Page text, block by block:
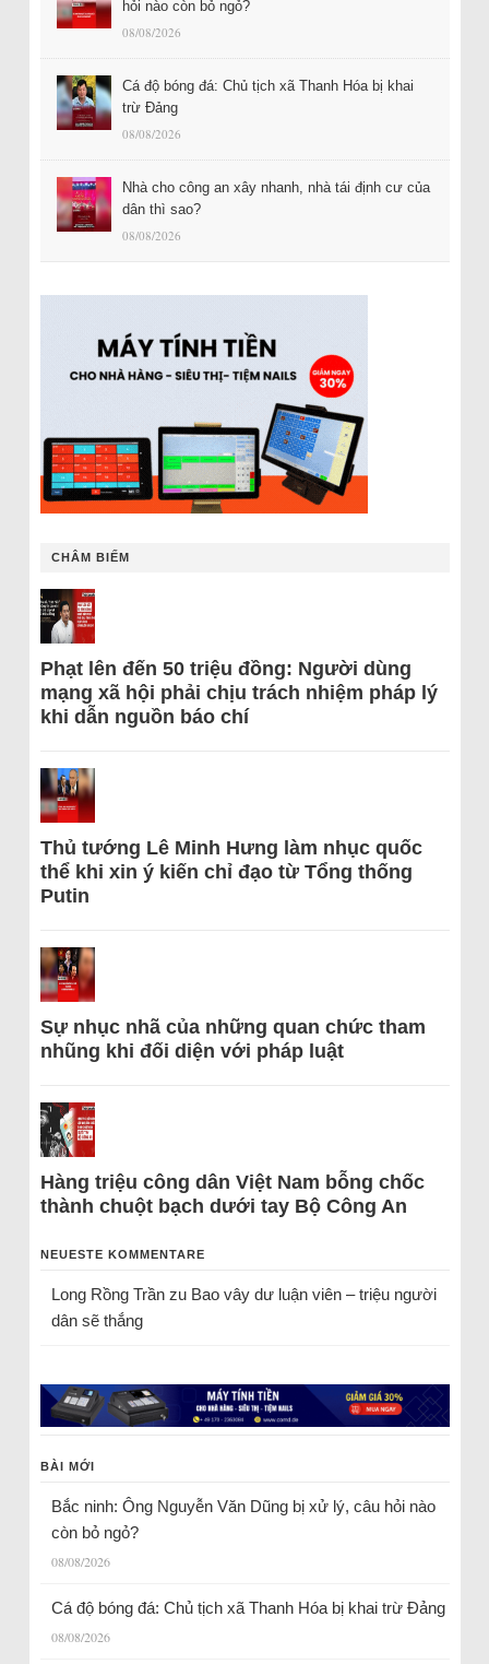
hỏi nào còn bỏ ngỏ?
08/08/2026
Cá độ bóng đá: Chủ tịch xã Thanh Hóa bị khai
trừ Đảng
08/08/2026
Nhà cho công an xây nhanh, nhà tái định cư của
dân thì sao?
08/08/2026
CHÂM BIẾM
Phạt lên đến 50 triệu đồng: Người dùng
mạng xã hội phải chịu trách nhiệm pháp lý
khi dẫn nguồn báo chí
Thủ tướng Lê Minh Hưng làm nhục quốc
thể khi xin ý kiến chỉ đạo từ Tổng thống
Putin
Sự nhục nhã của những quan chức tham
nhũng khi đối diện với pháp luật
Hàng triệu công dân Việt Nam bỗng chốc
thành chuột bạch dưới tay Bộ Công An
NEUESTE KOMMENTARE
Long Rồng Trầnzu Bao vây dư luận viên – triệu người
dân sẽ thắng
BÀI MỚI
Bắc ninh: Ông Nguyễn Văn Dũng bị xử lý, câu hỏi nào
còn bỏ ngỏ?
08/08/2026
Cá độ bóng đá: Chủ tịch xã Thanh Hóa bị khai trừ Đảng
08/08/2026